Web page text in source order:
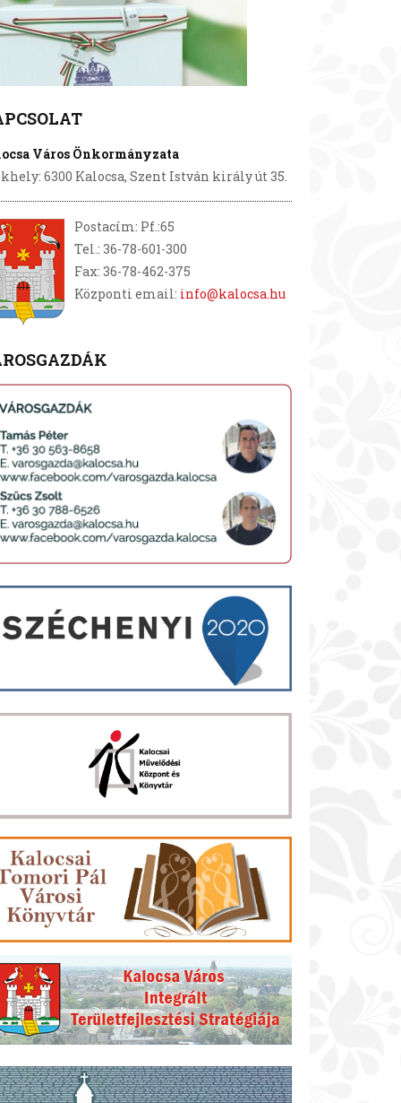
Város Önkormányzata
6300 Kalocsa, Szent István király út 35.
Postacím: Pf.:65
Tel.: 36-78-601-300
Fax: 36-78-462-375
Központi email: info@kalocsa.hu